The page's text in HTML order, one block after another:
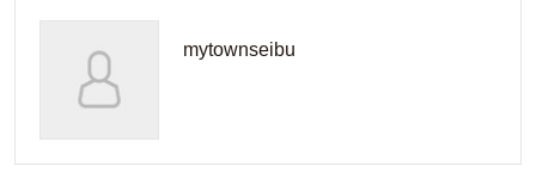
mytownseibu